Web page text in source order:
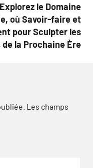
le Domaine
où Savoir-faire et
pour Sculpter les
la Prochaine Ère
Les champs